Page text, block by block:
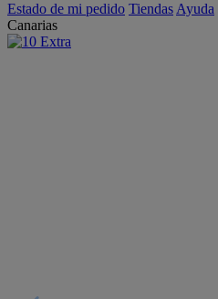
Estado de mi pedido Tiendas Ayuda
Canarias